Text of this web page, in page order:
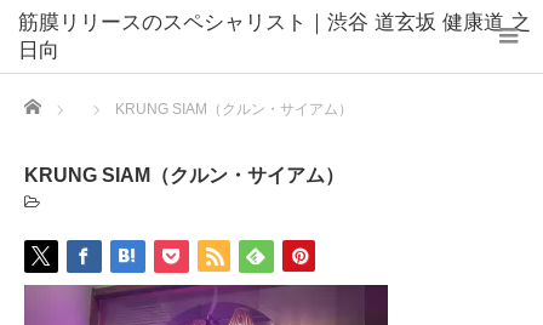
筋膜リリースのスペシャリスト｜渋谷 道玄坂 健康道 之
日向
Home KRUNG SIAM（クルン・サイアム）
KRUNG SIAM（クルン・サイアム）